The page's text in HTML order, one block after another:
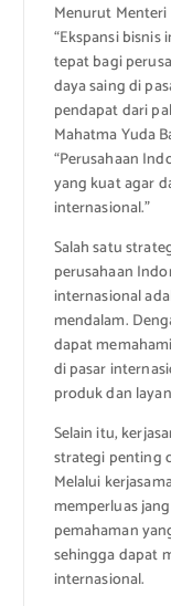
Menurut
“Ekspansi
tepat bagi
daya saing di
pendapat dari
Mahatma Yuda
“Perusahaan
yang kuat agar
internasional.”
Salah satu
perusahaan
internasional
mendalam.
dapat
di pasar
produk dan
Selain itu,
strategi penting
Melalui
memperluas
pemahaman
sehingga dapat
internasional.